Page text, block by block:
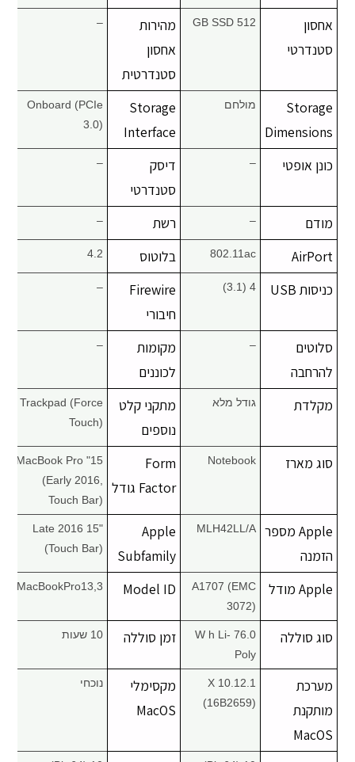
אחסון
סטנדרטי
512 GB SSD
מהירות
אחסון
סטנדרטית
–
Storage
Dimensions
מולחם
Storage
Interface
Onboard (PCIe
3.0)
כונן אופטי –
דיסק
סטנדרטי
–
מודם – רשת –
AirPort
802.11ac בלוטוס 4.2
כניסות USB 4 (3.1)
Firewire
חיבורי
–
סלוטים
להרחבה
–
מקומות
לכוננים
–
מקלדת גודל מלא
מתקני קלט
נוספים
Trackpad (Force
Touch)
סוג מארז Notebook
Form
Factor גודל
15" MacBook Pro
(Early 2016,
Touch Bar)
Apple מספר
הזמנה
MLH42LL/A
Apple
Subfamily
Late 2016 15"
(Touch Bar)
Apple מודל
A1707 (EMC
3072)
Model ID
MacBookPro13,3
סוג סוללה
76.0 W h Li-
Poly
זמן סוללה 10 שעות
מערכת
מותקנת
MacOS
X 10.12.1
(16B2659)
מקסימלי
MacOS
נוכחי